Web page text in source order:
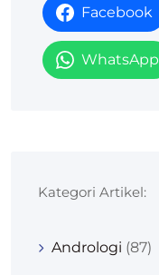
Facebook
WhatsApp
Kategori Artikel:
Andrologi (87)